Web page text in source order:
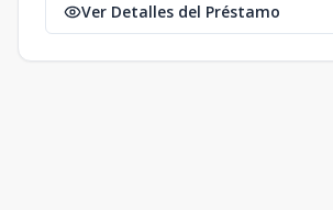
Ver Detalles del Préstamo